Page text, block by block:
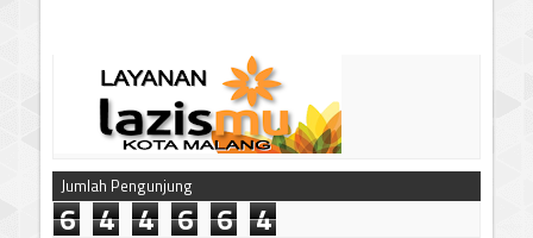
Jumlah Pengunjung
6 4 4 6 6 4